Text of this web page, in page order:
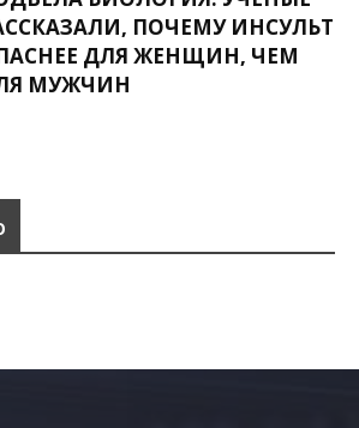
ПОЧЕМУ ИНСУЛЬТ
ДЛЯ ЖЕНЩИН, ЧЕМ
МУЖЧИН